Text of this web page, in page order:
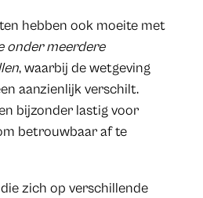
hebben ook moeite met
onder meerdere
, waarbij de wetgeving
aanzienlijk verschilt.
bijzonder lastig voor
betrouwbaar af te
zich op verschillende